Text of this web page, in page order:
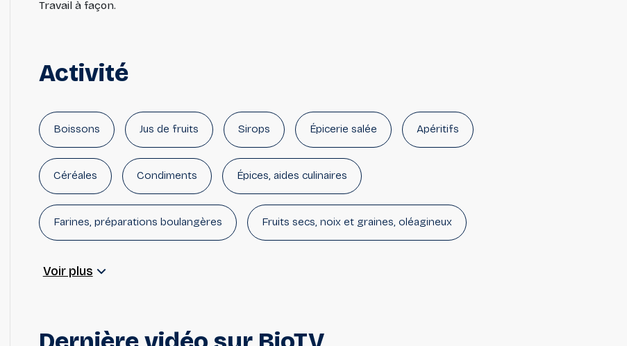
Travail à façon.
Activité
Boissons Jus de fruits Sirops Épicerie salée Apéritifs
Céréales Condiments Épices, aides culinaires
Farines, préparations boulangères Fruits secs, noix et graines, oléagineux
Huiles alimentaires
Voir plus